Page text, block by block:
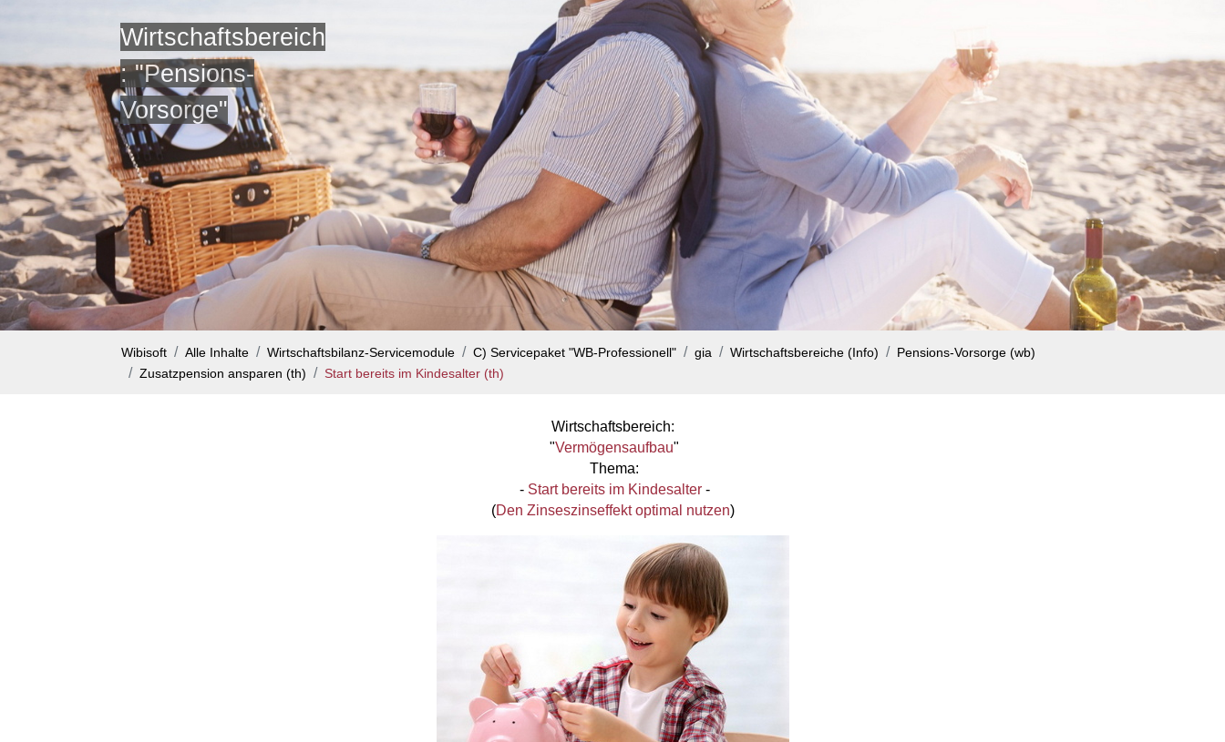
Wirtschaftsbereich
: "Pensions-
Vorsorge"
Wibisoft Alle Inhalte Wirtschaftsbilanz-Servicemodule C) Servicepaket "WB-Professionell" gia Wirtschaftsbereiche (Info)
Pensions-Vorsorge (wb)
Zusatzpension ansparen (th)
Start bereits im Kindesalter (th)
Wirtschaftsbereich:
"Vermögensaufbau"
Thema:
- Start bereits im Kindesalter-
(Den Zinseszinseffekt optimal nutzen)